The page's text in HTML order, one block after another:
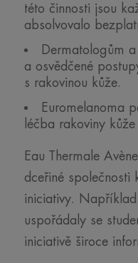
této činnosti jsou
absolvovalo
Dermatologům
a osvědčené
s rakovinou kůže.
Euromelanoma
léčba rakoviny
Eau Thermale
dceřiné společnosti
iniciativy.
uspořádaly se
iniciativě široce